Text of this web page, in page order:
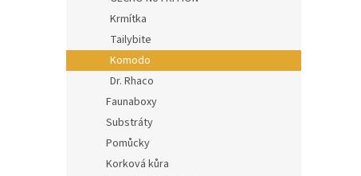
Krmítka
Tailybite
Komodo
Dr. Rhaco
Faunaboxy
Substráty
Pomůcky
Korková kůra